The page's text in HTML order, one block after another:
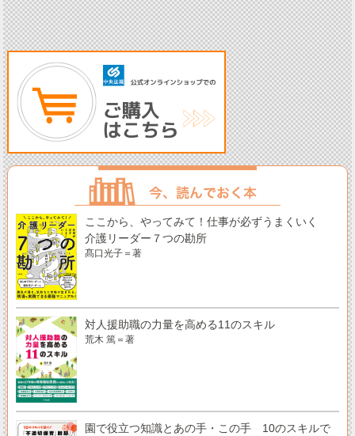
ここから、やってみて！仕事が必ずうまくいく
介護リーダー７つの勘所
髙口光子＝著
対人援助職の力量を高める11のスキル
荒木 篤＝著
園で役立つ知識とあの手・この手 10のスキルで